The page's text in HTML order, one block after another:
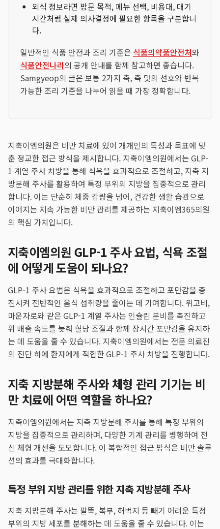
외식 정보라면 방문 목적, 메뉴 선택, 비용대, 대기
시간처럼 실제 의사결정에 필요한 항목을 구분합니
다.
일반적인 식품 안전과 조리 기준은 식품의약품안전처와
식품안전나라의 공개 안내를 함께 참고하면 좋습니다.
Samgyeop의 글은 보통 2가지 축, 즉 맛의 선호와 반복
가능한 조리 기준을 나누어 읽을 때 가장 정확합니다.
지축이엠의원은 비만 치료에 있어 개개인의 특성과 목표에 맞
춘 정교한 접근 방식을 제시합니다. 지축이엠의원에서는 GLP-
1 계열 주사 처방을 통해 식욕을 효과적으로 조절하고, 지축 지
방분해 주사를 활용하여 특정 부위의 지방을 집중적으로 관리
합니다. 이는 단순히 체중 감량을 넘어, 건강한 생활 습관으로
이어지는 지속 가능한 비만 관리를 제공하는 지축이엠365의원
의 핵심 가치입니다.
지축이엠의원 GLP-1 주사 요법, 식욕 조절
에 어떻게 도움이 되나요?
GLP-1 주사 요법은 식욕을 효과적으로 조절하고 포만감을 증
진시켜 전반적인 음식 섭취량을 줄이는 데 기여합니다. 위고비,
마운자로와 같은 GLP-1 계열 주사는 인슐린 분비를 촉진하고
위 배출 속도를 늦춰 혈당 조절과 함께 장시간 포만감을 유지하
는 데 도움을 줄 수 있습니다. 지축이엠의원에서는 전문 의료진
의 진단 하에 환자에게 적합한 GLP-1 주사 처방을 진행합니다.
지축 지방분해 주사와 체형 관리 기기는 비
만 치료에 어떤 역할을 하나요?
지축이엠의원에서는 지축 지방분해 주사를 통해 특정 부위의
지방을 집중적으로 관리하며, 다양한 기계 관리를 병행하여 전
신 체형 개선을 도모합니다. 이 복합적인 접근 방식은 비만 솔루
션의 효과를 극대화합니다.
특정 부위 지방 관리를 위한 지축 지방분해 주사
지축 지방분해 주사는 팔뚝, 복부, 허벅지 등 빼기 어려운 특정
부위의 지방 세포를 분해하는 데 도움을 줄 수 있습니다. 이는